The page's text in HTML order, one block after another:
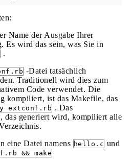
Name der Ausgabe Ihrer
Es wird das sein, was Sie in
.
-Datei tatsächlich
Traditionell wird dies zum
Code verwendet. Die
kompiliert, ist das Makefile, das
extconf.rb . Das
das generiert wird, kompiliert alle
eine Datei namens hello.c und
&& make